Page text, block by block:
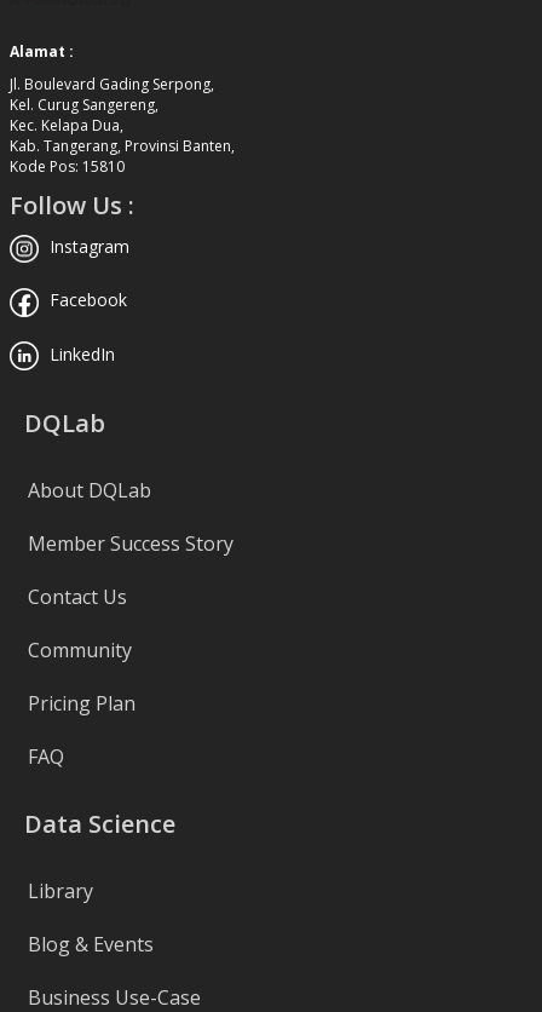
Alamat :
Jl. Boulevard Gading Serpong,
Kel. Curug Sangereng,
Kec. Kelapa Dua,
Kab. Tangerang, Provinsi Banten,
Kode Pos: 15810
Follow Us :
Instagram
Facebook
LinkedIn
DQLab
About DQLab
Member Success Story
Contact Us
Community
Pricing Plan
FAQ
Data Science
Library
Blog & Events
Business Use-Case